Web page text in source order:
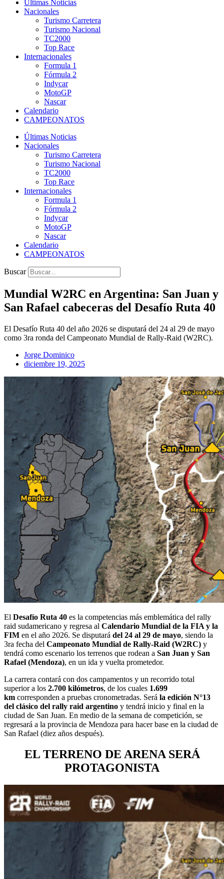
Últimas Noticias
Nacionales
Turismo Carretera
Turismo Nacional
TC2000
Top Race
Internacionales
Formula 1
Fórmula 2
Indycar
MotoGP
Nascar
Calendario
CAMPEONATOS
Últimas Noticias
Nacionales
Turismo Carretera
Turismo Nacional
TC2000
Top Race
Internacionales
Formula 1
Fórmula 2
Indycar
MotoGP
Nascar
Calendario
CAMPEONATOS
Buscar
Mundial W2RC en Argentina: San Juan y
San Rafael cabeceras del Desafío Ruta 40
El Desafío Ruta 40 del año 2026 se disputará del 24 al 29 de mayo
como 3ra ronda del Campeonato Mundial de Rally-Raid (W2RC).
Jorge Dominico
diciembre 19, 2025
El Desafío Ruta 40 es la competencias más emblemática del rally
raid sudamericano y regresa al Calendario Mundial de la FIA y la
FIM en el año 2026. Se disputará del 24 al 29 de mayo, siendo la
3ra fecha del Campeonato Mundial de Rally-Raid (W2RC) y
tendrá como escenario los terrenos que rodean a San Juan y San
Rafael (Mendoza), en un ida y vuelta prometedor.
La carrera contará con dos campamentos y un recorrido total
superior a los 2.700 kilómetros, de los cuales 1.699
km corresponden a pruebas cronometradas. Será la edición N°13
del clásico del rally raid argentino y tendrá inicio y final en la
ciudad de San Juan. En medio de la semana de competición, se
regresará a la provincia de Mendoza para hacer base en la ciudad de
San Rafael (diez años después).
EL TERRENO DE ARENA SERÁ
PROTAGONISTA